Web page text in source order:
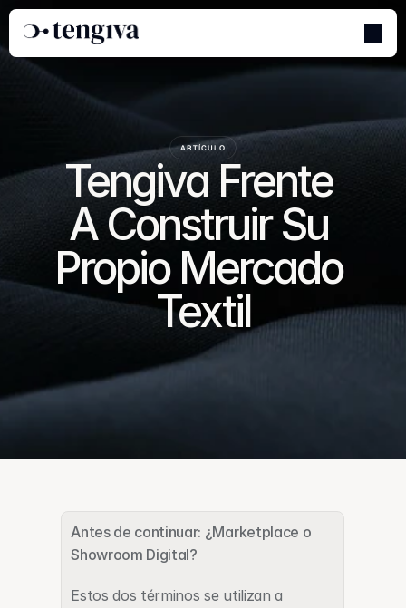
ARTÍCULO
Tengiva Frente
A Construir Su
Propio Mercado
Textil
Antes de continuar: ¿Marketplace o
Showroom Digital?
Estos dos términos se utilizan a